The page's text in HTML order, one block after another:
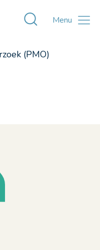
Toggle
Menu
(PMO)